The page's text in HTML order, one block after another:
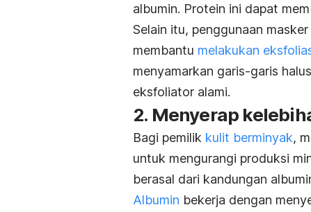
albumin. Protein ini dapat
Selain itu, penggunaan
membantu melakukan
menyamarkan garis-garis
eksfoliator alami.
2. Menyerap
Bagi pemilik kulit berminyak,
untuk mengurangi produksi
berasal dari kandungan
Albumin bekerja dengan